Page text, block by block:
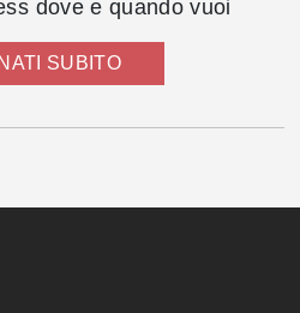
dove e quando vuoi
SUBITO